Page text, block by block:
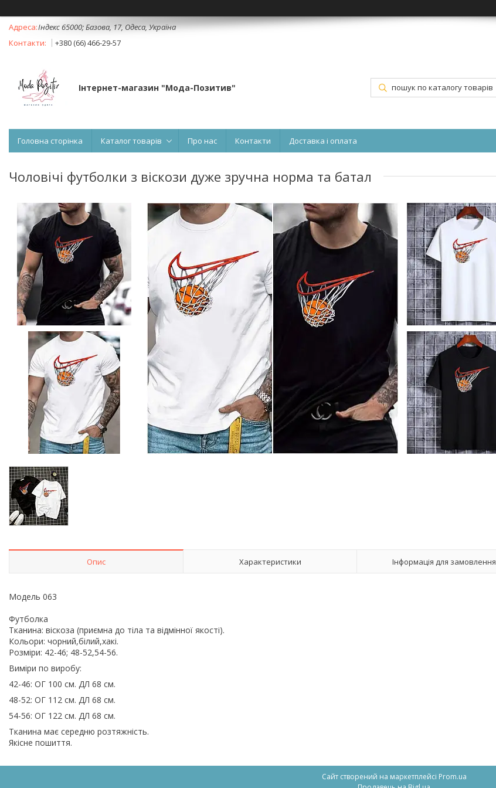
Індекс 65000; Базова, 17, Одеса, Україна
+380 (66) 466-29-57
Інтернет-магазин "Мода-Позитив"
Головна сторінка Каталог товарів Про нас Контакти Доставка і оплата
Чоловічі футболки з віскози дуже зручна норма та батал
Опис Характеристики Інформація для замовлення
Модель 063
Футболка
Тканина: віскоза (приємна до тіла та відмінної якості).
Кольори: чорний,білий,хакі.
Розміри: 42-46; 48-52,54-56.
Виміри по виробу:
42-46: ОГ 100 см. ДЛ 68 см.
48-52: ОГ 112 см. ДЛ 68 см.
54-56: ОГ 122 см. ДЛ 68 см.
Тканина має середню розтяжність.
Якісне пошиття.
Сайт створений на маркетплейсі Prom.ua